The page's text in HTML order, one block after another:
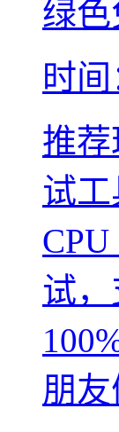
时
推荐
试
试
朋